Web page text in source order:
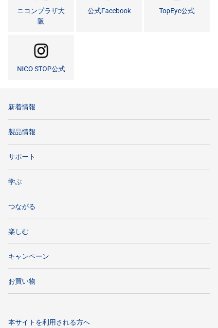
ニコンプラザ大
阪
公式Facebook TopEye公式
NICO STOP公式
新着情報
製品情報
サポート
学ぶ
つながる
楽しむ
キャンペーン
お買い物
本サイトを利用される方へ